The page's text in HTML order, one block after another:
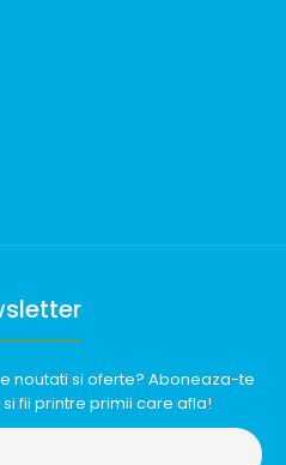
noutati si oferte? Aboneaza-te
fii printre primii care afla!